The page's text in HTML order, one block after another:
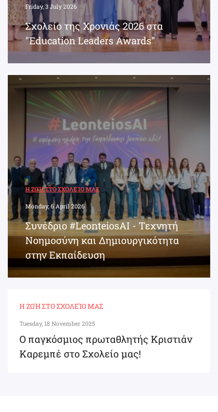
Friday, 3 July 2026
Σχολείο της Χρονιάς 2026 στα
"Education Leaders Awards"
Η ΖΩΉ ΣΤΟ ΣΧΟΛΕΊΟ ΜΑΣ
Monday, 6 April 2026
Συνέδριο #LeonteiosAI - Τεχνητή
Νοημοσύνη και Δημιουργικότητα
στην Εκπαίδευση
Η ΖΩΉ ΣΤΟ ΣΧΟΛΕΊΟ ΜΑΣ
Tuesday, 18 November 2025
Ο παγκόσμιος πρωταθλητής Κριστιάν
Καρεμπέ στο Σχολείο μας!